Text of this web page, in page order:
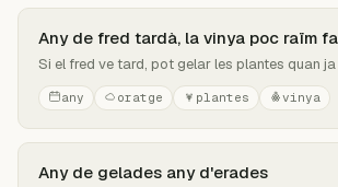
Any de fred tardà, la vinya poc raïm
Si el fred ve tard, pot gelar les plantes quan
any oratge plantes vinya
Any de gelades any d'erades